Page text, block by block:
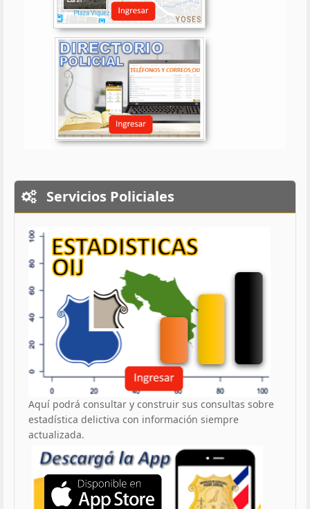
Servicios Policiales
Aquí podrá consultar y construir sus consultas sobre
estadística delictiva con información siempre
actualizada.